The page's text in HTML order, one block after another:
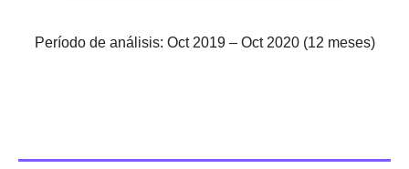
Período de análisis: Oct 2019 – Oct 2020 (12 meses)